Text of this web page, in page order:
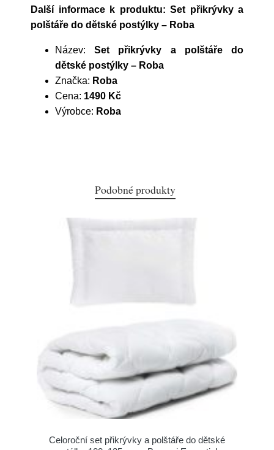
Další informace k produktu: Set přikrývky a
polštáře do dětské postýlky – Roba
Název:Set přikrývky a polštáře do
dětské postýlky – Roba
Značka: Roba
Cena: 1490 Kč
Výrobce: Roba
Podobné produkty
Celoroční set přikrývky a polštáře do dětské